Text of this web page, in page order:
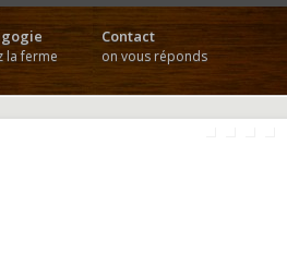
la ferme
Contact
on vous réponds